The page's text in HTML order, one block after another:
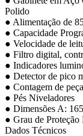
Polido
● Alimentação de
● Capacidade
● Velocidade de
● Filtro digital,
● Indicadores
● Detector de pico
● Contagem de
● Pés Niveladores
● Dimensões A:
● Grau de
Dados Técnicos